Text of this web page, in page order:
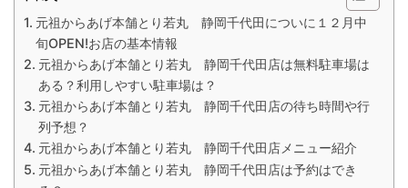
元祖からあげ本舗とり若丸 静岡千代田についに１２月中
旬OPEN!お店の基本情報
元祖からあげ本舗とり若丸 静岡千代田店は無料駐車場は
ある？利用しやすい駐車場は？
元祖からあげ本舗とり若丸 静岡千代田店の待ち時間や行
列予想？
元祖からあげ本舗とり若丸 静岡千代田店メニュー紹介
元祖からあげ本舗とり若丸 静岡千代田店は予約はでき